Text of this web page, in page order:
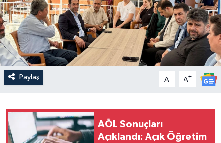
Paylaş A- A+
AÖL Sonuçları
Açıklandı: Açık Öğretim